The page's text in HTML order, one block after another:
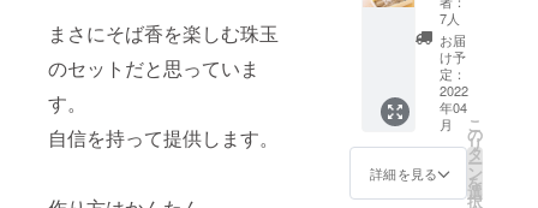
まさにそば香を楽しむ珠玉
のセットだと思っていま
す。
自信を持って提供します。
リーは
こち
ら
http://h
onbishi.
2020の
特徴＞
・希少
て使用
できま
す。 ・
支援者
限定で
+200円
でごは
んセッ
トに変
セッ
ト】送
料込 ・
大晦日
10,000
食売れ
るそば
（2食
分） ・
7人
お届
け予
定：
2022
年04
月
詳細を見る
こ
の
リ
タ
ー
ン
を
選
択